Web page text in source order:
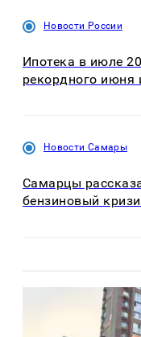
Новости России
Ипотека в июле
рекордного июня
Новости Самары
Самарцы
бензиновый